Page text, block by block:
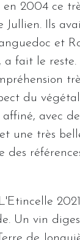
2004 ce
Jullien. Ils
et
a fait le
du
affiné, avec
une très
des
Un vin